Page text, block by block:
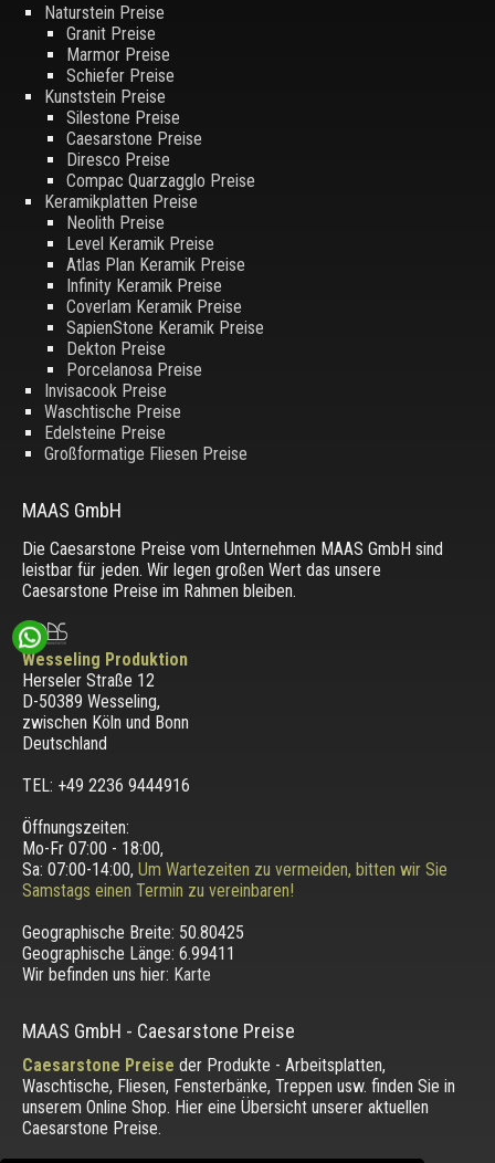
Naturstein Preise
Granit Preise
Marmor Preise
Schiefer Preise
Kunststein Preise
Silestone Preise
Caesarstone Preise
Diresco Preise
Compac Quarzagglo Preise
Keramikplatten Preise
Neolith Preise
Level Keramik Preise
Atlas Plan Keramik Preise
Infinity Keramik Preise
Coverlam Keramik Preise
SapienStone Keramik Preise
Dekton Preise
Porcelanosa Preise
Invisacook Preise
Waschtische Preise
Edelsteine Preise
Großformatige Fliesen Preise
MAAS GmbH
Die Caesarstone Preise vom Unternehmen MAAS GmbH sind
leistbar für jeden. Wir legen großen Wert das unsere
Caesarstone Preise im Rahmen bleiben.
Wesseling Produktion
Herseler Straße 12
D-50389 Wesseling,
zwischen Köln und Bonn
Deutschland
TEL: +49 2236 9444916
Öffnungszeiten:
Mo-Fr 07:00 - 18:00,
Sa: 07:00-14:00, Um Wartezeiten zu vermeiden, bitten wir Sie
Samstags einen Termin zu vereinbaren!
Geographische Breite: 50.80425
Geographische Länge: 6.99411
Wir befinden uns hier: Karte
MAAS GmbH - Caesarstone Preise
Caesarstone Preise der Produkte - Arbeitsplatten,
Waschtische, Fliesen, Fensterbänke, Treppen usw. finden Sie in
unserem Online Shop. Hier eine Übersicht unserer aktuellen
Caesarstone Preise.